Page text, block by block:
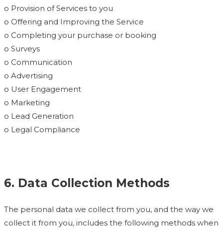
o Provision of Services to you
o Offering and Improving the Service
o Completing your purchase or booking
o Surveys
o Communication
o Advertising
o User Engagement
o Marketing
o Lead Generation
o Legal Compliance
6. Data Collection Methods
The personal data we collect from you, and the way we
collect it from you, includes the following methods when